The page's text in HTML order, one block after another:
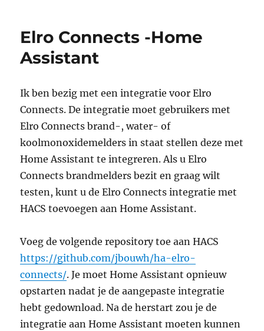
Elro Connects -Home
Assistant
Ik ben bezig met een integratie voor Elro
Connects. De integratie moet gebruikers met
Elro Connects brand-, water- of
koolmonoxidemelders in staat stellen deze met
Home Assistant te integreren. Als u Elro
Connects brandmelders bezit en graag wilt
testen, kunt u de Elro Connects integratie met
HACS toevoegen aan Home Assistant.
Voeg de volgende repository toe aan HACS
https://github.com/jbouwh/ha-elro-
connects/. Je moet Home Assistant opnieuw
opstarten nadat je de aangepaste integratie
hebt gedownload. Na de herstart zou je de
integratie aan Home Assistant moeten kunnen